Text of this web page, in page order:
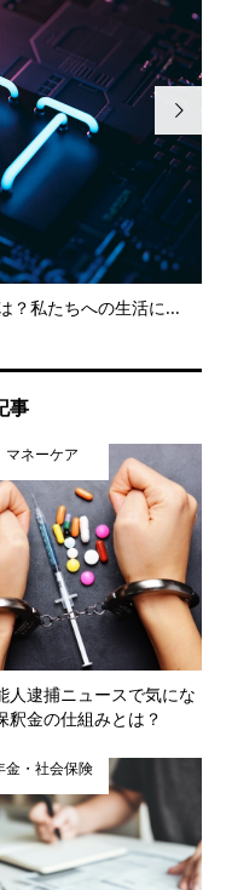
？私たちへの生活に...

事
マネーケア
人逮捕ニュースで気にな
釈金の仕組みとは？
金・社会保険